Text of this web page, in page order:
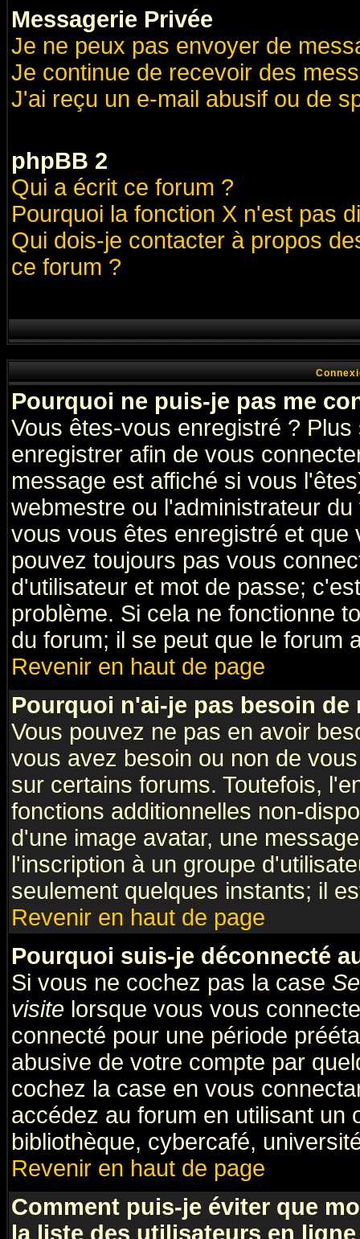
Messagerie Privée
Je ne peux pas envoyer de
Je continue de recevoir des
J'ai reçu un e-mail abusif ou de
phpBB 2
Qui a écrit ce forum ?
Pourquoi la fonction X n'est pas
Qui dois-je contacter à propos
ce forum ?
Pourquoi ne puis-je pas me
Vous êtes-vous enregistré ?
enregistrer afin de vous
message est affiché si vous
webmestre ou l'administrateur
vous vous êtes enregistré et
pouvez toujours pas vous
d'utilisateur et mot de passe;
problème. Si cela ne fonctionne
du forum; il se peut que le forum
Revenir en haut de page
Pourquoi n'ai-je pas besoin de
Vous pouvez ne pas en avoir
vous avez besoin ou non de
sur certains forums. Toutefois,
fonctions additionnelles non-
d'une image avatar, une
l'inscription à un groupe
seulement quelques instants; il
Revenir en haut de page
Pourquoi suis-je déconnecté
Si vous ne cochez pas la case
visite lorsque vous vous
connecté pour une période
abusive de votre compte par
cochez la case en vous
accédez au forum en utilisant un
bibliothèque, cybercafé,
Revenir en haut de page
Comment puis-je éviter que
la liste des utilisateurs en